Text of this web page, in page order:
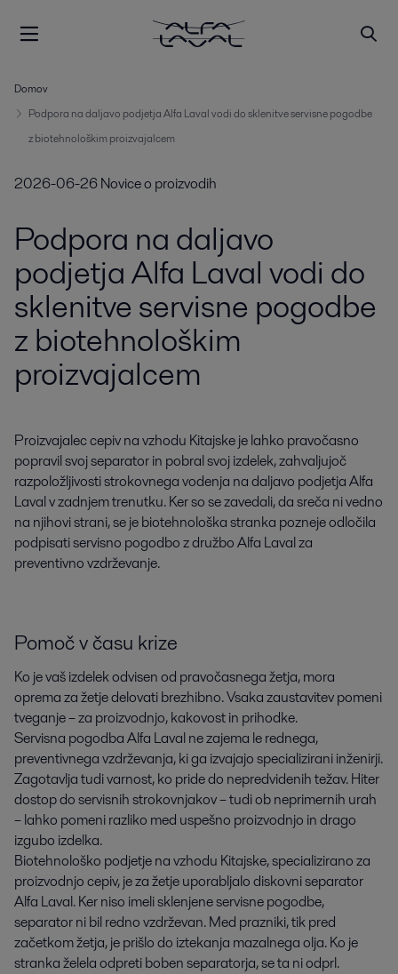
Domov
Podpora na daljavo podjetja Alfa Laval vodi do sklenitve servisne pogodbe
z biotehnološkim proizvajalcem
2026-06-26Novice o proizvodih
Podpora na daljavo
podjetja Alfa Laval vodi do
sklenitve servisne pogodbe
z biotehnološkim
proizvajalcem
Proizvajalec cepiv na vzhodu Kitajske je lahko pravočasno
popravil svoj separator in pobral svoj izdelek, zahvaljujoč
razpoložljivosti strokovnega vodenja na daljavo podjetja Alfa
Laval v zadnjem trenutku. Ker so se zavedali, da sreča ni vedno
na njihovi strani, se je biotehnološka stranka pozneje odločila
podpisati servisno pogodbo z družbo Alfa Laval za
preventivno vzdrževanje.
Pomoč v času krize
Ko je vaš izdelek odvisen od pravočasnega žetja, mora
oprema za žetje delovati brezhibno. Vsaka zaustavitev pomeni
tveganje – za proizvodnjo, kakovost in prihodke.
Servisna pogodba Alfa Laval ne zajema le rednega,
preventivnega vzdrževanja, ki ga izvajajo specializirani inženirji.
Zagotavlja tudi varnost, ko pride do nepredvidenih težav. Hiter
dostop do servisnih strokovnjakov – tudi ob neprimernih urah
– lahko pomeni razliko med uspešno proizvodnjo in drago
izgubo izdelka.
Biotehnološko podjetje na vzhodu Kitajske, specializirano za
proizvodnjo cepiv, je za žetje uporabljalo diskovni separator
Alfa Laval. Ker niso imeli sklenjene servisne pogodbe,
separator ni bil redno vzdrževan. Med prazniki, tik pred
začetkom žetja, je prišlo do iztekanja mazalnega olja. Ko je
stranka želela odpreti boben separatorja, se ta ni odprl.